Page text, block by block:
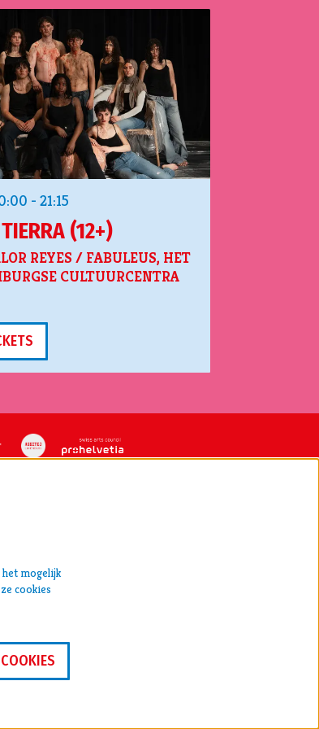
(12+)
REYES / FABULEUS, HET
CULTUURCENTRA
- 21:15
mogelijk
cookies